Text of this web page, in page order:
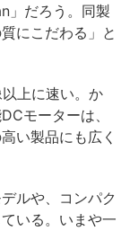
」だろう。同製
にこだわる」と
上に速い。か
モーターは、
い製品にも広く
ルや、コンパク
いる。いまや一